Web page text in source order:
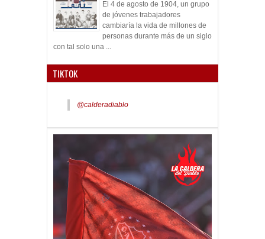
El 4 de agosto de 1904, un grupo
de jóvenes trabajadores
cambiaría la vida de millones de
personas durante más de un siglo
con tal solo una ...
TIKTOK
@calderadiablo